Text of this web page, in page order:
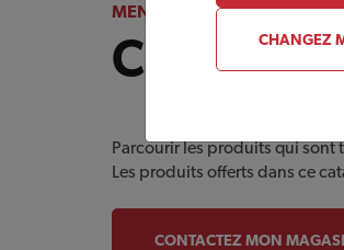
MENUISERIE GÉRARD
Parcourir les produits qui sont
Les produits offerts dans ce
CONTACTEZ MON
CHANGEZ